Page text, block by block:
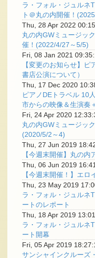
ラ・フォル・ジュルネ
ト＠丸の内開催！
Thu, 28 Apr 2022
丸の内GWミュージッ
催！(2022/4/27～5/5)
Fri, 08 Jan 2021
【変更のお知らせ】
書店公演について）
Thu, 17 Dec 2020
ピアノDEトラベル 10
市からの映像＆生演奏
Fri, 24 Apr 2020
丸の内GWミュージッ
(2020/5/2～4)
Thu, 27 Jun 2019
【今週末開催】丸の内
Thu, 06 Jun 2019
【今週末開催！】エ
Thu, 23 May 2019
ラ・フォル・ジュルネ
ートのレポート
Thu, 18 Apr 2019
ラ・フォル・ジュルネ
ート開幕
Fri, 05 Apr 2019
サンシャインクルー